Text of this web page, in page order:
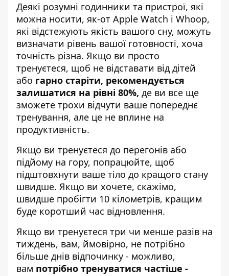
Деякі розумні годинники та пристрої, які
можна носити, як-от Apple Watch і Whoop,
які відстежують якість вашого сну, можуть
визначати рівень вашої готовності, хоча
точність різна. Якщо ви просто
тренуєтеся, щоб не відставати від дітей
або гарно старіти, рекомендується
залишатися на рівні 80%, де ви все ще
зможете трохи відчути ваше попереднє
тренування, але це не вплине на
продуктивність.
Якщо ви тренуєтеся до перегонів або
підйому на гору, попрацюйте, щоб
підштовхнути ваше тіло до кращого стану
швидше. Якщо ви хочете, скажімо,
швидше пробігти 10 кілометрів, кращим
буде коротший час відновлення.
Якщо ви тренуєтеся три чи менше разів на
тиждень, вам, ймовірно, не потрібно
більше днів відпочинку - можливо,
вам потрібно тренуватися частіше -